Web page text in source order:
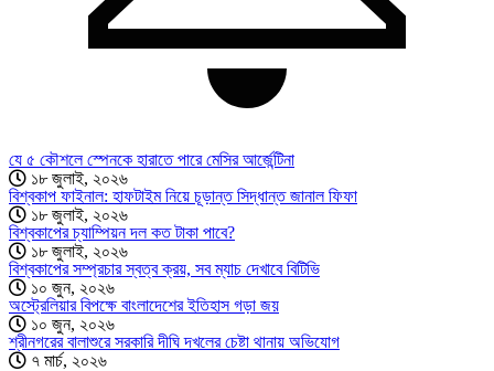
যে ৫ কৌশলে স্পেনকে হারাতে পারে মেসির আর্জেন্টিনা
১৮ জুলাই, ২০২৬
বিশ্বকাপ ফাইনাল: হাফটাইম নিয়ে চূড়ান্ত সিদ্ধান্ত জানাল ফিফা
১৮ জুলাই, ২০২৬
বিশ্বকাপের চ্যাম্পিয়ন দল কত টাকা পাবে?
১৮ জুলাই, ২০২৬
বিশ্বকাপের সম্প্রচার স্বত্ব ক্রয়, সব ম্যাচ দেখাবে বিটিভি
১০ জুন, ২০২৬
অস্ট্রেলিয়ার বিপক্ষে বাংলাদেশের ইতিহাস গড়া জয়
১০ জুন, ২০২৬
শ্রীনগরের বালাশুরে সরকারি দীঘি দখলের চেষ্টা থানায় অভিযোগ
৭ মার্চ, ২০২৬